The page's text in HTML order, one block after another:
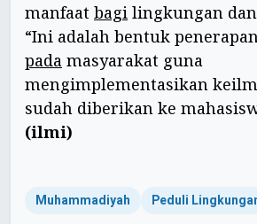
manfaat bagi lingkungan
“Ini adalah bentuk
pada masyarakat guna
mengimplementasikan
sudah diberikan ke
(ilmi)
Muhammadiyah Peduli